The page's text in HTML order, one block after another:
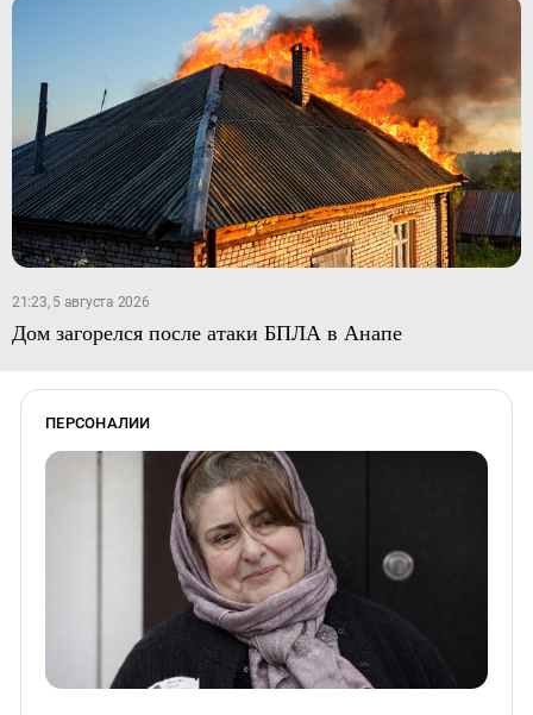
21:23, 5 августа 2026
Дом загорелся после атаки БПЛА в Анапе
ПЕРСОНАЛИИ